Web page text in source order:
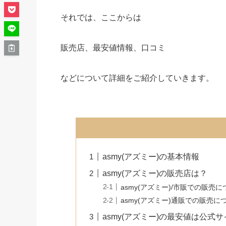
それでは、ここからは
販売店、最安値情報、口コミ
などについて詳細をご紹介していきます。
asmy(アズミー)の基本情報
asmy(アズミー)の販売店は？
asmy(アズミー)/市販での販売に
asmy(アズミー)通販での販売に
asmy(アズミー)の最安値は公式サ